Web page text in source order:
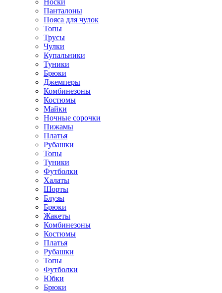
Панталоны
Поясa для чулок
Топы
Трусы
Чулки
Купальники
Туники
Брюки
Джемперы
Комбинезоны
Костюмы
Майки
Ночные сорочки
Пижамы
Платья
Рубашки
Топы
Туники
Футболки
Халаты
Шорты
Блузы
Брюки
Жакеты
Комбинезоны
Костюмы
Платья
Рубашки
Топы
Футболки
Юбки
Брюки